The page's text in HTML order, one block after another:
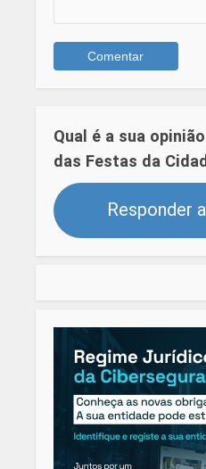
Qual é a sua
das Festas da
Responder